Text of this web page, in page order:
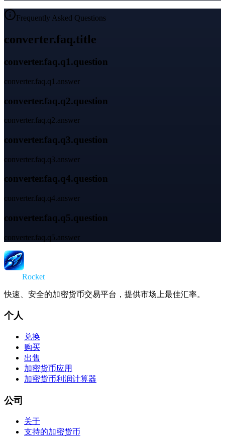
Frequently Asked Questions
converter.faq.title
converter.faq.q1.question
converter.faq.q1.answer
converter.faq.q2.question
converter.faq.q2.answer
converter.faq.q3.question
converter.faq.q3.answer
converter.faq.q4.question
converter.faq.q4.answer
converter.faq.q5.question
converter.faq.q5.answer
Rocket
快速、安全的加密货币交易平台，提供市场上最佳汇率。
个人
兑换
购买
出售
加密货币应用
加密货币利润计算器
公司
关于
支持的加密货币